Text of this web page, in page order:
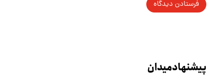
پیشنهاد میدان